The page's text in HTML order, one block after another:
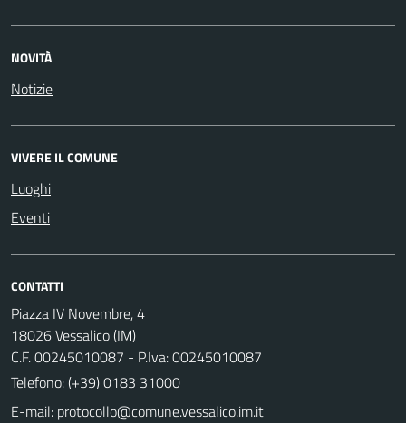
NOVITÀ
Notizie
VIVERE IL COMUNE
Luoghi
Eventi
CONTATTI
Piazza IV Novembre, 4
18026 Vessalico (IM)
C.F. 00245010087 - P.Iva: 00245010087
Telefono:(+39) 0183 31000
E-mail: